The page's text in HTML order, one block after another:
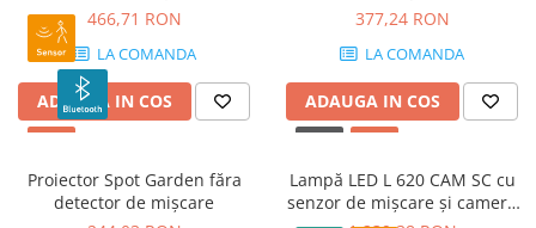
Bluetooth
466,71 RON
LA COMANDA
ADAUGA IN COS
377,24 RON
LA COMANDA
ADAUGA IN COS
Proiector Spot Garden făra
detector de mișcare
Lampă LED L 620 CAM SC cu
senzor de mișcare și cameră